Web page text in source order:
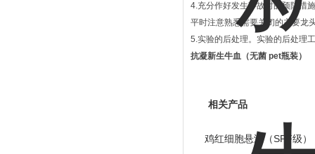
4.充分作好发生事故时的预防措
平时注意熟悉需要关闭的主要龙
5.实验的后处理。实验的后处理
抗凝新生牛血（无菌 pet瓶装）
相关产品
鸡红细胞悬液（SPF级）